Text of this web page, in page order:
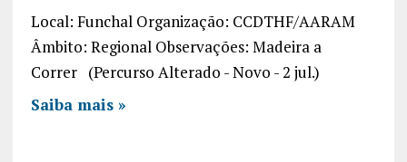
N
a
v
i
Local: Funchal Organização: CCDTHF/AARAM
Âmbito: Regional Observações: Madeira a
Correr (Percurso Alterado - Novo - 2 jul.)
Saiba mais »